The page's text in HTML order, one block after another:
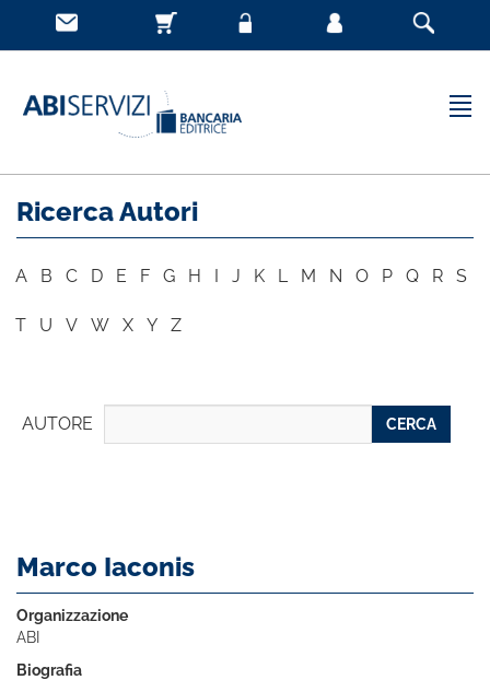
Ricerca Autori
A B C D E F G H I J K L M N O P Q R S
T U V W X Y Z
AUTORE CERCA
Marco Iaconis
Organizzazione
ABI
Biografia